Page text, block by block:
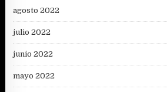
agosto 2022
julio 2022
junio 2022
mayo 2022